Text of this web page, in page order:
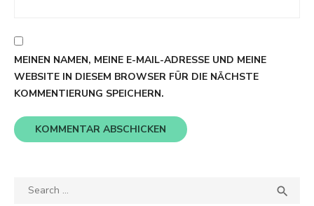
MEINEN NAMEN, MEINE E-MAIL-ADRESSE UND MEINE
WEBSITE IN DIESEM BROWSER FÜR DIE NÄCHSTE
KOMMENTIERUNG SPEICHERN.
Search
